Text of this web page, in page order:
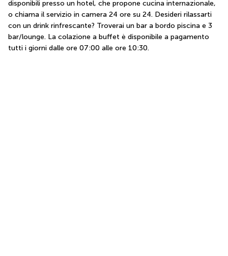
disponibili presso un hotel, che propone cucina internazionale,
o chiama il servizio in camera 24 ore su 24. Desideri rilassarti
con un drink rinfrescante? Troverai un bar a bordo piscina e 3
bar/lounge. La colazione a buffet è disponibile a pagamento
tutti i giorni dalle ore 07:00 alle ore 10:30.